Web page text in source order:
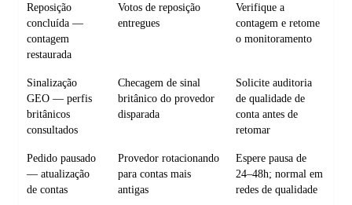
Reposição
concluída —
contagem
restaurada
Votos de reposição
entregues
Verifique a
contagem e retome
o monitoramento
Sinalização
GEO — perfis
britânicos
consultados
Checagem de sinal
britânico do provedor
disparada
Solicite auditoria
de qualidade de
conta antes de
retomar
Pedido pausado
— atualização
de contas
Provedor rotacionando
para contas mais
antigas
Espere pausa de
24–48h; normal em
redes de qualidade